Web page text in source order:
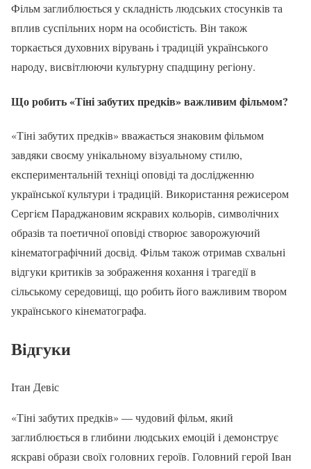
Фільм заглиблюється у складність людських стосунків та
вплив суспільних норм на особистість. Він також
торкається духовних вірувань і традицій українського
народу, висвітлюючи культурну спадщину регіону.
Що робить «Тіні забутих предків» важливим фільмом?
«Тіні забутих предків» вважається знаковим фільмом
завдяки своєму унікальному візуальному стилю,
експериментальній техніці оповіді та дослідженню
української культури і традицій. Використання режисером
Сергієм Параджановим яскравих кольорів, символічних
образів та поетичної оповіді створює заворожуючий
кінематографічний досвід. Фільм також отримав схвальні
відгуки критиків за зображення кохання і трагедії в
сільському середовищі, що робить його важливим твором
українського кінематографа.
Відгуки
Ітан Девіс
«Тіні забутих предків» — чудовий фільм, який
заглиблюється в глибини людських емоцій і демонструє
яскраві образи своїх головних героїв. Головний герой Іван